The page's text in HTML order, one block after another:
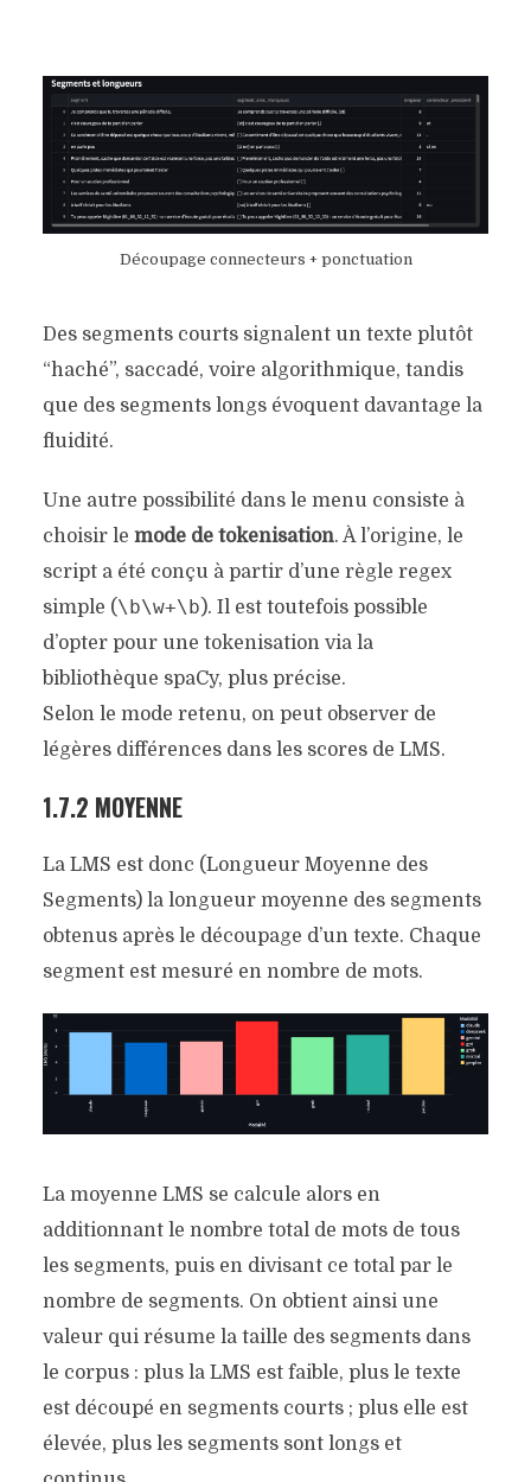
Découpage connecteurs + ponctuation
Des segments courts signalent un texte plutôt
“haché”, saccadé, voire algorithmique, tandis
que des segments longs évoquent davantage la
fluidité.
Une autre possibilité dans le menu consiste à
choisir le mode de tokenisation. À l’origine, le
script a été conçu à partir d’une règle regex
simple (\b\w+\b). Il est toutefois possible
d’opter pour une tokenisation via la
bibliothèque spaCy, plus précise.
Selon le mode retenu, on peut observer de
légères différences dans les scores de LMS.
1.7.2 MOYENNE
La LMS est donc (Longueur Moyenne des
Segments) la longueur moyenne des segments
obtenus après le découpage d’un texte. Chaque
segment est mesuré en nombre de mots.
La moyenne LMS se calcule alors en
additionnant le nombre total de mots de tous
les segments, puis en divisant ce total par le
nombre de segments. On obtient ainsi une
valeur qui résume la taille des segments dans
le corpus : plus la LMS est faible, plus le texte
est découpé en segments courts ; plus elle est
élevée, plus les segments sont longs et